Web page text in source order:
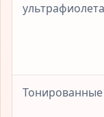
ультрафиолета
Тонированные